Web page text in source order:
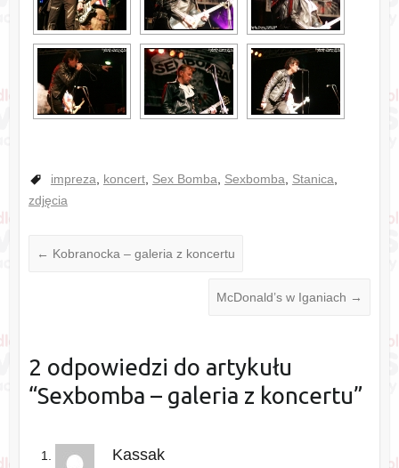
impreza, koncert, Sex Bomba, Sexbomba, Stanica,
zdjęcia
← Kobranocka – galeria z koncertu
McDonald’s w Iganiach →
2 odpowiedzi do artykułu
“Sexbomba – galeria z koncertu”
Kassak